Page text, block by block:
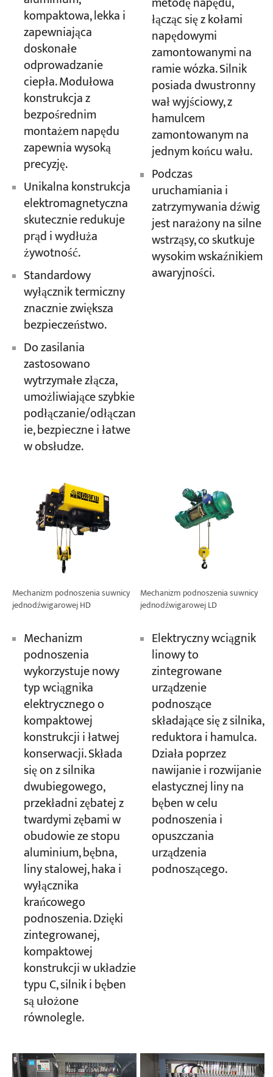
kompaktowa, lekka i
zapewniająca
doskonałe
odprowadzanie
ciepła. Modułowa
konstrukcja z
bezpośrednim
montażem napędu
zapewnia wysoką
precyzję.
Unikalna konstrukcja
elektromagnetyczna
skutecznie redukuje
prąd i wydłuża
żywotność.
Standardowy
wyłącznik termiczny
znacznie zwiększa
bezpieczeństwo.
Do zasilania
zastosowano
wytrzymałe złącza,
umożliwiające szybkie
podłączanie/odłączan
ie, bezpieczne i łatwe
w obsłudze.
łącząc się z kołami
napędowymi
zamontowanymi na
ramie wózka. Silnik
posiada dwustronny
wał wyjściowy, z
hamulcem
zamontowanym na
jednym końcu wału.
Podczas
uruchamiania i
zatrzymywania dźwig
jest narażony na silne
wstrząsy, co skutkuje
wysokim wskaźnikiem
awaryjności.
Mechanizm podnoszenia suwnicy
jednodźwigarowej HD
Mechanizm
podnoszenia
wykorzystuje nowy
typ wciągnika
elektrycznego o
kompaktowej
konstrukcji i łatwej
konserwacji. Składa
się on z silnika
dwubiegowego,
przekładni zębatej z
twardymi zębami w
obudowie ze stopu
aluminium, bębna,
liny stalowej, haka i
wyłącznika
krańcowego
podnoszenia. Dzięki
zintegrowanej,
kompaktowej
konstrukcji w układzie
typu C, silnik i bęben
są ułożone
równolegle.
Mechanizm podnoszenia suwnicy
jednodźwigarowej LD
Elektryczny wciągnik
linowy to
zintegrowane
urządzenie
podnoszące
składające się z silnika,
reduktora i hamulca.
Działa poprzez
nawijanie i rozwijanie
elastycznej liny na
bęben w celu
podnoszenia i
opuszczania
urządzenia
podnoszącego.